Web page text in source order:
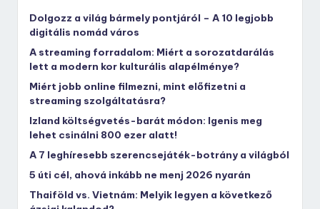
Dolgozz a világ bármely pontjáról – A 10 legjobb
digitális nomád város
A streaming forradalom: Miért a sorozatdarálás
lett a modern kor kulturális alapélménye?
Miért jobb online filmezni, mint előfizetni a
streaming szolgáltatásra?
Izland költségvetés-barát módon: Igenis meg
lehet csinálni 800 ezer alatt!
A 7 leghíresebb szerencsejáték-botrány a világból
5 úti cél, ahová inkább ne menj 2026 nyarán
Thaiföld vs. Vietnám: Melyik legyen a következő